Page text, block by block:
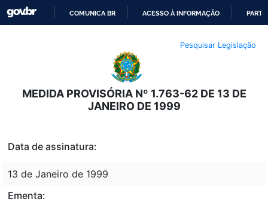
O
CONTEÚDO
COMUNICA BR ACESSO À INFORMAÇÃO
Pesquisar Legislação
MEDIDA PROVISÓRIA Nº 1.763-62 DE 13 DE
JANEIRO DE 1999
Data de assinatura:
13 de Janeiro de 1999
Ementa: